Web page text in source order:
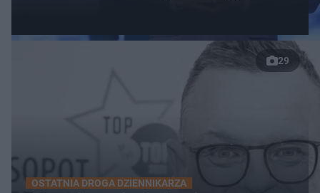
29
OSTATNIA DROGA DZIENNIKARZA